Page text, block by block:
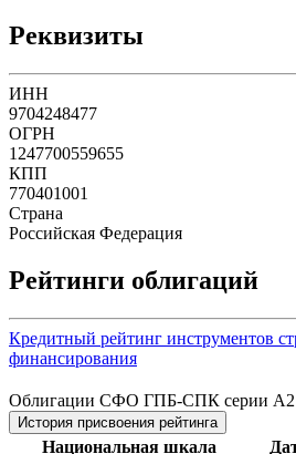
Реквизиты
ИНН
9704248477
ОГРН
1247700559655
КПП
770401001
Страна
Российская Федерация
Рейтинги облигаций
Кредитный рейтинг инструментов
финансирования
Облигации СФО ГПБ-СПК серии А2
История присвоения рейтинга
Национальная шкала